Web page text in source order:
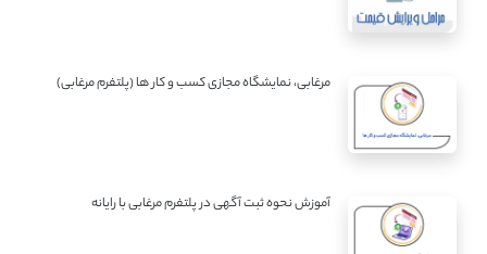
مرغابی، نمایشگاه مجازی کسب و کار ها (پلتفرم مرغابی)
آموزش نحوه ثبت آگهی در پلتفرم مرغابی با رایانه